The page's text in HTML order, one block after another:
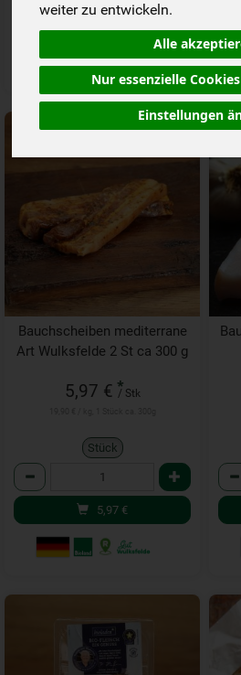
weiter zu entwickeln.
Alle
Nur essenzielle
Einstellungen
9,95€
Bauchscheiben mediterrane
Art Wulksfelde 2 St ca 300 g
5,97 € *
/ Stk
Stück
Anzahl
5,97 €